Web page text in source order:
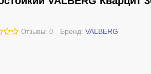
Отзывы: 0 Бренд: VALBERG